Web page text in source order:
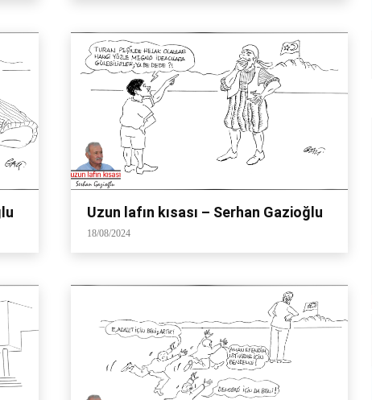
Uzun lafın kısası – Serhan Gazioğlu
18/08/2024